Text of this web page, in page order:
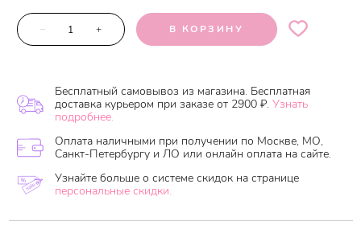
– + В КОРЗИНУ
Бесплатный самовывоз из магазина. Бесплатная
доставка курьером при заказе от 2900 ₽. Узнать
подробнее.
Оплата наличными при получении по Москве, МО,
Санкт-Петербургу и ЛО или онлайн оплата на сайте.
Узнайте больше о системе скидок на странице
персональные скидки.